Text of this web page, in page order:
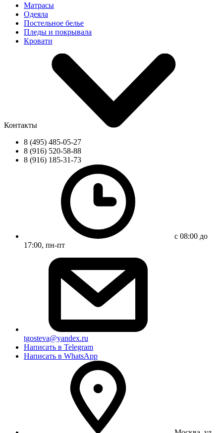
Матрасы
Одеяла
Постельное белье
Пледы и покрывала
Кровати
Контакты
8 (495) 485-05-27
8 (916) 520-58-88
8 (916) 185-31-73
с 08:00 до
17:00, пн-пт
tgosteva@yandex.ru
Написать в Telegram
Написать в WhatsApp